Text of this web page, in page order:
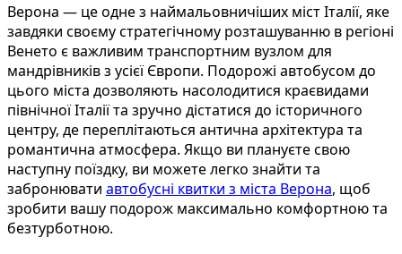
Верона — це одне з наймальовничіших міст Італії, яке
завдяки своєму стратегічному розташуванню в регіоні
Венето є важливим транспортним вузлом для
мандрівників з усієї Європи. Подорожі автобусом до
цього міста дозволяють насолодитися краєвидами
північної Італії та зручно дістатися до історичного
центру, де переплітаються антична архітектура та
романтична атмосфера. Якщо ви плануєте свою
наступну поїздку, ви можете легко знайти та
забронювати автобусні квитки з міста Верона, щоб
зробити вашу подорож максимально комфортною та
безтурботною.